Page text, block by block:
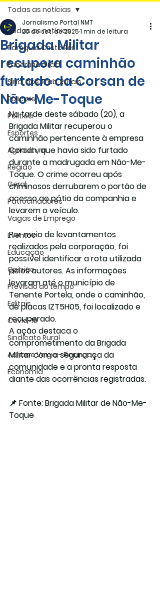
Todas as notícias
Paróquia Cristo Rei
Funerária Gräff
Sind. dos Trab. Rurais
Policiais
Politica
Esportes
Agricultura
Região
Geral
Patrocinadores
Vagas de Emprego
Eventos
Educação
Opinião
Previsão do tempo
Editais
Covic-19
Sindicato Rural
Adriane Veiga - Finanças
Economia
Todas as notícias
Brigada Militar
recupera caminhão
furtado da Corsan de
Não-Me-Toque
Jornalismo Portal NMT
20 de set. de 20251 min de leitura
Na tarde deste sábado (20), a
Brigada Militar recuperou o
caminhão pertencente à empresa
Corsan, que havia sido furtado
durante a madrugada em Não-Me-
Toque. O crime ocorreu após
criminosos derrubarem o portão de
acesso ao pátio da companhia e
levarem o veículo.
Por meio de levantamentos
realizados pela corporação, foi
possível identificar a rota utilizada
pelos autores. As informações
levaram até o município de
Tenente Portela, onde o caminhão,
de placas IZT5H05, foi localizado e
recuperado.
A ação destaca o
comprometimento da Brigada
Militar com a segurança da
comunidade e a pronta resposta
diante das ocorrências registradas.
📌 Fonte: Brigada Militar de Não-Me-
Toque